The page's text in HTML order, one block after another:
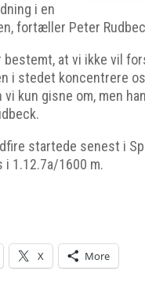
i en
fortæller Peter
bestemt, at vi ikke vil
i stedet koncentrere
vi kun gisne om, men
startede senest i
i 1.12.7a/1600 m.
X More